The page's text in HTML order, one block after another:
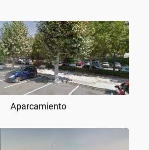
Aparcamiento